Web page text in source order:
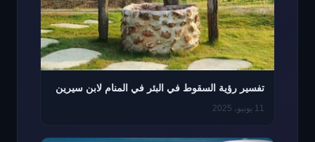
تفسير رؤية السقوط في البئر في المنام لابن سيرين
11 يونيو، 2025